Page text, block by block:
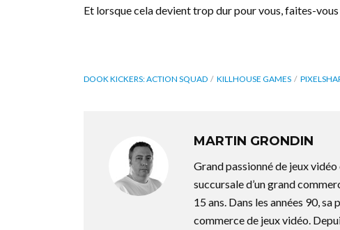
Et lorsque cela devient trop dur pour vous, faites-vous
DOOK KICKERS: ACTION SQUAD KILLHOUSE GAMES
MARTIN GRONDIN
Grand passionné de jeux
succursale d’un grand
15 ans. Dans les années 90,
commerce de jeux vidéo.